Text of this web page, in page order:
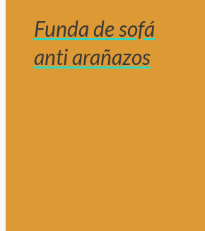
Funda de sofá
anti arañazos